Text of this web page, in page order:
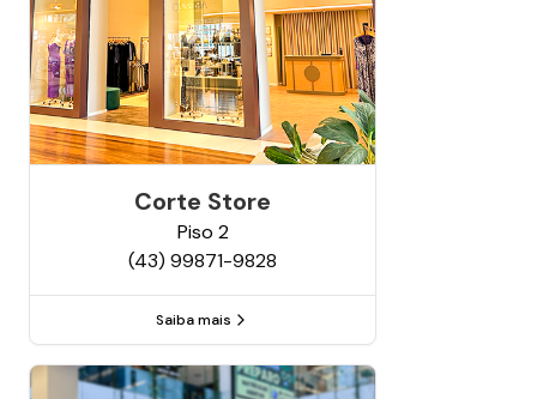
Corte Store
Piso 2
(43) 99871-9828
Saiba mais